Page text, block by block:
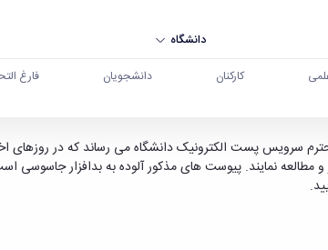
دانشگاه
کارکنان دانشجویان فارغ
جعلی ابلاغ الکترونیکی -
سرویس پست الکترونیک دانشگاه می رساند که در روزهای
و مطالعه نمایند. پیوست های مذکور آلوده به بدافزار جاسوسی